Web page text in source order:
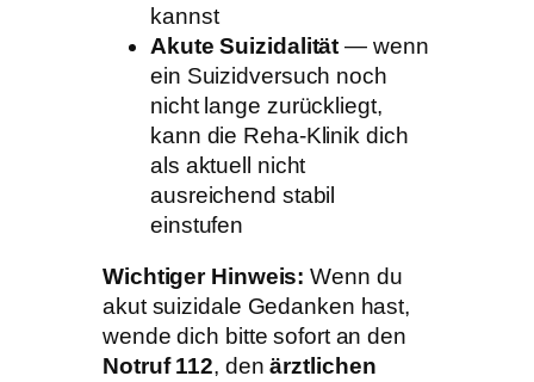
kannst
Akute Suizidalität — wenn
ein Suizidversuch noch
nicht lange zurückliegt,
kann die Reha-Klinik dich
als aktuell nicht
ausreichend stabil
einstufen
Wichtiger Hinweis: Wenn du
akut suizidale Gedanken hast,
wende dich bitte sofort an den
Notruf 112, denärztlichen